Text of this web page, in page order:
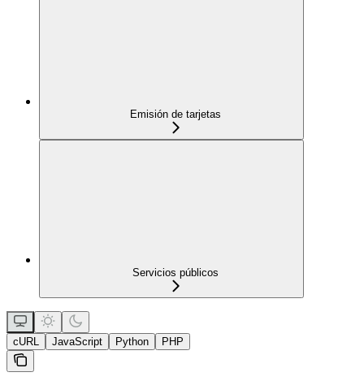
Emisión de tarjetas
Servicios públicos
cURL JavaScript Python PHP